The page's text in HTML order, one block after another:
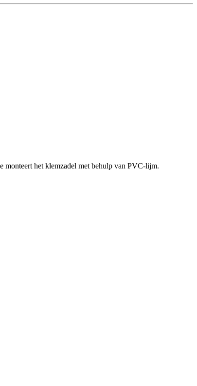
monteert het klemzadel met behulp van PVC-lijm.